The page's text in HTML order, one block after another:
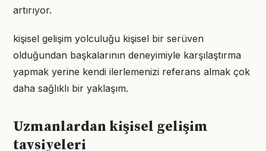
artırıyor.
kişisel gelişim yolculuğu kişisel bir serüven
olduğundan başkalarının deneyimiyle karşılaştırma
yapmak yerine kendi ilerlemenizi referans almak çok
daha sağlıklı bir yaklaşım.
Uzmanlardan kişisel gelişim
tavsiyeleri